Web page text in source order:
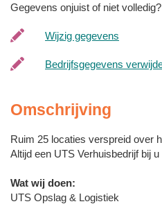
Gegevens onjuist of niet volledig?
Wijzig gegevens
Bedrijfsgegevens
Omschrijving
Ruim 25 locaties verspreid over
Altijd een UTS Verhuisbedrijf bij u
Wat wij doen:
UTS Opslag & Logistiek